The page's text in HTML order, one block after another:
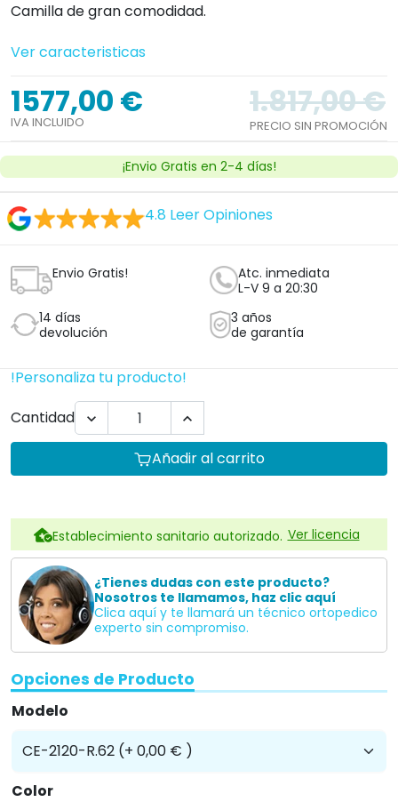
Camilla de gran comodidad.
Ver caracteristicas
1577,00 €
IVA INCLUIDO
1.817,00 €
PRECIO SIN PROMOCIÓN
¡Envio Gratis en 2-4 días!
4.8 Leer Opiniones
Envio Gratis!
Atc. inmediata
L-V 9 a 20:30
14 días
devolución
3 años
de garantía
!Personaliza tu producto!
Cantidad
 
Añadir al carrito
Establecimiento sanitario autorizado. Ver licencia
¿Tienes dudas con este producto?
Nosotros te llamamos, haz clic aquí
Clica aquí y te llamará un técnico ortopedico
experto sin compromiso.
Opciones de Producto
Modelo
Color